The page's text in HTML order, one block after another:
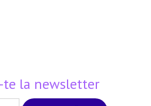
te la newsletter